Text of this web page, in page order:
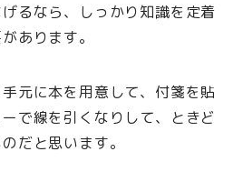
るなら、しっかり知識を定着
あります。
元に本を用意して、付箋を貼
で線を引くなりして、ときど
だと思います。